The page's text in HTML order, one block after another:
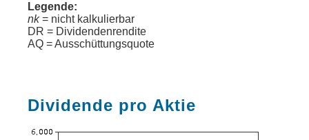
Legende:
nk= nicht kalkulierbar
DR = Dividendenrendite
AQ = Ausschüttungsquote
Dividende pro Aktie